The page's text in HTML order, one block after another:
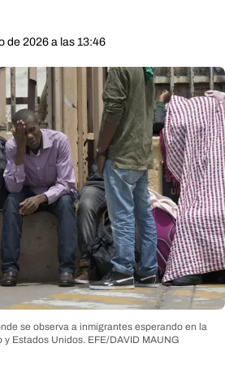
de 2026 a las 13:46
se observa a inmigrantes esperando en la
y Estados Unidos. EFE/DAVID MAUNG